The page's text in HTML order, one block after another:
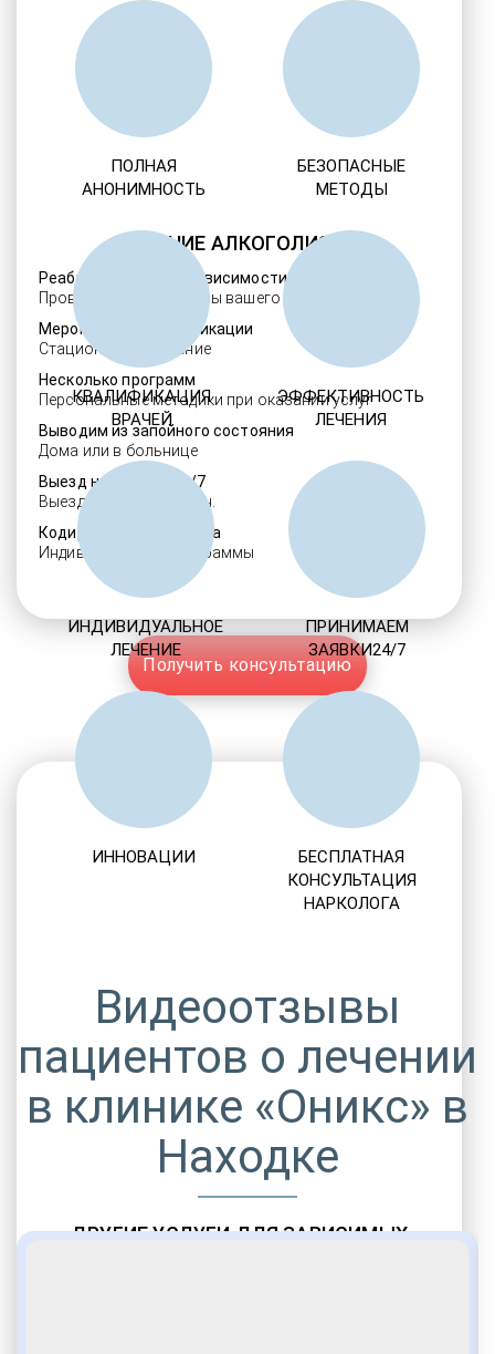
ЛЕЧЕНИЕ АЛКОГОЛИЗМА
Реабилитация алкозависимости
Проверенные ребцентры вашего региона
Мероприятия детоксикации
Стационарное лечение
Несколько программ
Персональные методики при оказании услуг
Выводим из запойного состояния
Дома или в больнице
Выезд нарколога 24/7
Выезд в течение 30 мин.
Кодировка алкоголизма
Индивидуальные программы
Получить консультацию
ДРУГИЕ УСЛУГИ ДЛЯ ЗАВИСИМЫХ
ПОЛНАЯ
АНОНИМНОСТЬ
БЕЗОПАСНЫЕ
МЕТОДЫ
КВАЛИФИКАЦИЯ
ВРАЧЕЙ
ЭФФЕКТИВНОСТЬ
ЛЕЧЕНИЯ
ИНДИВИДУАЛЬНОЕ
ЛЕЧЕНИЕ
ПРИНИМАЕМ
ЗАЯВКИ24/7
ИННОВАЦИИ
БЕСПЛАТНАЯ
КОНСУЛЬТАЦИЯ
НАРКОЛОГА
Видеоотзывы
пациентов о лечении
в клинике «Оникс» в
Находке